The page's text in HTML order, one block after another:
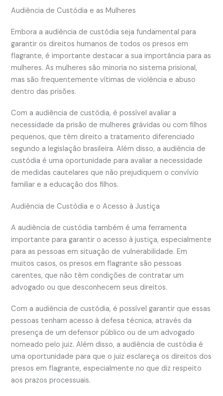
Audiência de Custódia e as Mulheres
Embora a audiência de custódia seja fundamental para
garantir os direitos humanos de todos os presos em
flagrante, é importante destacar a sua importância para as
mulheres. As mulheres são minoria no sistema prisional,
mas são frequentemente vítimas de violência e abuso
dentro das prisões.
Com a audiência de custódia, é possível avaliar a
necessidade da prisão de mulheres grávidas ou com filhos
pequenos, que têm direito a tratamento diferenciado
segundo a legislação brasileira. Além disso, a audiência de
custódia é uma oportunidade para avaliar a necessidade
de medidas cautelares que não prejudiquem o convívio
familiar e a educação dos filhos.
Audiência de Custódia e o Acesso à Justiça
A audiência de custódia também é uma ferramenta
importante para garantir o acesso à justiça, especialmente
para as pessoas em situação de vulnerabilidade. Em
muitos casos, os presos em flagrante são pessoas
carentes, que não têm condições de contratar um
advogado ou que desconhecem seus direitos.
Com a audiência de custódia, é possível garantir que essas
pessoas tenham acesso à defesa técnica, através da
presença de um defensor público ou de um advogado
nomeado pelo juiz. Além disso, a audiência de custódia é
uma oportunidade para que o juiz esclareça os direitos dos
presos em flagrante, especialmente no que diz respeito
aos prazos processuais.